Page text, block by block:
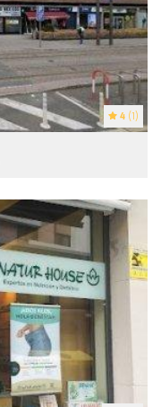
4 (1)